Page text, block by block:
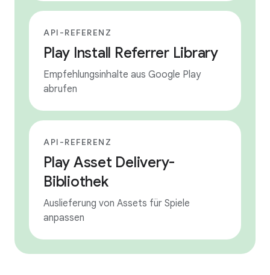
API-REFERENZ
Play Install Referrer Library
Empfehlungsinhalte aus Google Play
abrufen
API-REFERENZ
Play Asset Delivery-
Bibliothek
Auslieferung von Assets für Spiele
anpassen